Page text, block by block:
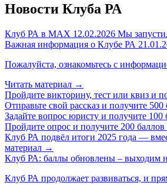
Новости Клуба РА
Клуб РА в MAX 12.02.2026 Мы
Важная информация о Клубе РА
Пожалуйста, ознакомьтесь с
Читать материал →
Пройдите викторину, тест или квиз и
Отправьте свой рассказ и получите 500
Задайте вопрос юристу и получите 100
Пройдите опрос и получите 200 баллов
Клуб РА подвёл итоги 2025 года —
материал →
Клуб РА: баллы обновлены – выходим
Клуб РА продолжает развиваться, и